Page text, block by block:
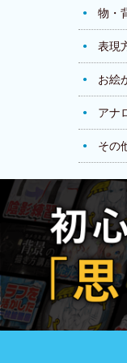
物・
表現
お絵
アナ
その